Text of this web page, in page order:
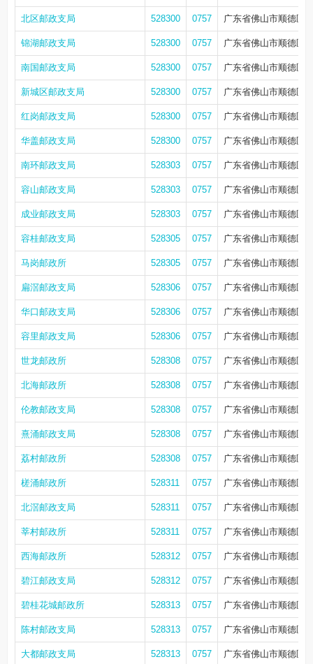
北区邮政支局 528300 0757 广东省佛山市顺德区
锦湖邮政支局 528300 0757 广东省佛山市顺德区
南国邮政支局 528300 0757 广东省佛山市顺德区
新城区邮政支局 528300 0757 广东省佛山市顺德区
红岗邮政支局 528300 0757 广东省佛山市顺德区
华盖邮政支局 528300 0757 广东省佛山市顺德区
南环邮政支局 528303 0757 广东省佛山市顺德区
容山邮政支局 528303 0757 广东省佛山市顺德区
成业邮政支局 528303 0757 广东省佛山市顺德区
容桂邮政支局 528305 0757 广东省佛山市顺德区
马岗邮政所 528305 0757 广东省佛山市顺德区
扁滘邮政支局 528306 0757 广东省佛山市顺德区
华口邮政支局 528306 0757 广东省佛山市顺德区
容里邮政支局 528306 0757 广东省佛山市顺德区
世龙邮政所 528308 0757 广东省佛山市顺德区
北海邮政所 528308 0757 广东省佛山市顺德区
伦教邮政支局 528308 0757 广东省佛山市顺德区
熹涌邮政支局 528308 0757 广东省佛山市顺德区
荔村邮政所 528308 0757 广东省佛山市顺德区
槎涌邮政所 528311 0757 广东省佛山市顺德区
北滘邮政支局 528311 0757 广东省佛山市顺德区
莘村邮政所 528311 0757 广东省佛山市顺德区
西海邮政所 528312 0757 广东省佛山市顺德区
碧江邮政支局 528312 0757 广东省佛山市顺德区
碧桂花城邮政所 528313 0757 广东省佛山市顺德区
陈村邮政支局 528313 0757 广东省佛山市顺德区
大都邮政支局 528313 0757 广东省佛山市顺德区